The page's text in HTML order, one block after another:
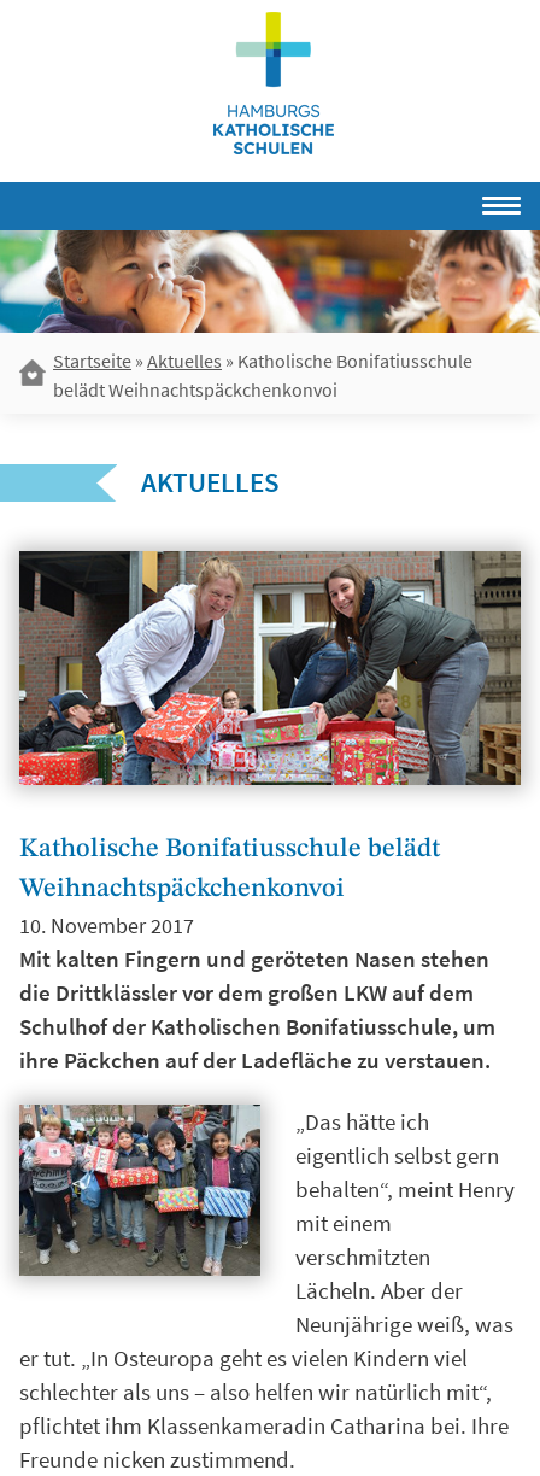
Startseite » Aktuelles » Katholische Bonifatiusschule
belädt Weihnachtspäckchenkonvoi
AKTUELLES
Katholische Bonifatiusschule belädt
Weihnachtspäckchenkonvoi
10. November 2017
Mit kalten Fingern und geröteten Nasen stehen
die Drittklässler vor dem großen LKW auf dem
Schulhof der Katholischen Bonifatiusschule, um
ihre Päckchen auf der Ladefläche zu verstauen.
„Das hätte ich
eigentlich selbst gern
behalten“, meint Henry
mit einem
verschmitzten
Lächeln. Aber der
Neunjährige weiß, was
er tut. „In Osteuropa geht es vielen Kindern viel
schlechter als uns – also helfen wir natürlich mit“,
pflichtet ihm Klassenkameradin Catharina bei. Ihre
Freunde nicken zustimmend.